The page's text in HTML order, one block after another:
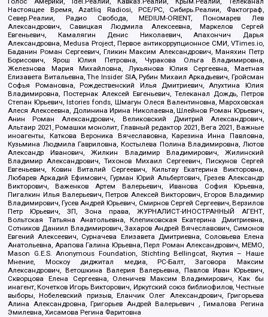
Настоящее Время, Azatliq Radiosi, PCE/PC, Сибирь.Реалии, Фактограф,
Север.Реалии, Радио Свобода, MEDIUM-ORIENT, Пономарев Лев
Александрович, Савицкая Людмила Алексеевна, Маркелов Сергей
Евгеньевич, Камалягин Денис Николаевич, Апахончич Дарья
Александровна, Medusa Project, Первое антикоррупционное СМИ, VTimes.io,
Баданин Роман Сергеевич, Гликин Максим Александрович, Маняхин Петр
Борисович, Ярош Юлия Петровна, Чуракова Ольга Владимировна,
Железнова Мария Михайловна, Лукьянова Юлия Сергеевна, Маетная
Елизавета Витальевна, The Insider SIA, Рубин Михаил Аркадьевич, Гройсман
Софья Романовна, Рождественский Илья Дмитриевич, Апухтина Юлия
Владимировна, Постернак Алексей Евгеньевич, Телеканал Дождь, Петров
Степан Юрьевич, Istories fonds, Шмагун Олеся Валентиновна, Мароховская
Алеся Алексеевна, Долинина Ирина Николаевна, Шлейнов Роман Юрьевич,
Анин Роман Александрович, Великовский Дмитрий Александрович,
Альтаир 2021, Ромашки монолит, Главный редактор 2021, Вега 2021, Важные
иноагенты, Каткова Вероника Вячеславовна, Карезина Инна Павловна,
Кузьмина Людмила Гавриловна, Костылева Полина Владимировна, Лютов
Александр Иванович, Жилкин Владимир Владимирович, Жилинский
Владимир Александрович, Тихонов Михаил Сергеевич, Пискунов Сергей
Евгеньевич, Ковин Виталий Сергеевич, Кильтау Екатерина Викторовна,
Любарев Аркадий Ефимович, Гурман Юрий Альбертович, Грезев Александр
Викторович, Важенков Артем Валерьевич, Иванова София Юрьевна,
Пигалкин Илья Валерьевич, Петров Алексей Викторович, Егоров Владимир
Владимирович, Гусев Андрей Юрьевич, Смирнов Сергей Сергеевич, Верзилов
Петр Юрьевич, ЗП, Зона права, ЖУРНАЛИСТ-ИНОСТРАННЫЙ АГЕНТ,
Вольтская Татьяна Анатольевна, Клепиковская Екатерина Дмитриевна,
Сотников Даниил Владимирович, Захаров Андрей Вячеславович, Симонов
Евгений Алексеевич, Сурначева Елизавета Дмитриевна, Соловьева Елена
Анатольевна, Арапова Галина Юрьевна, Перл Роман Александрович, МЕМО,
Mason G.E.S. Anonymous Foundation, Stichting Bellingcat, Якутия – Наше
Мнение, Москоу диджитал медиа, РС-Балт, Заговора Максим
Александрович, Ветошкина Валерия Валерьевна, Павлов Иван Юрьевич,
Скворцова Елена Сергеевна, Оленичев Максим Владимирович, Как бы
инагент, Кочетков Игорь Викторович, Иркутский союз библиофилов, Честные
выборы, Нобелевский призыв, Еланчик Олег Александрович, Григорьева
Алина Александровна, Григорьев Андрей Валерьевич , Гималова Регина
Эмилевна, Хисамова Регина Фаритовна